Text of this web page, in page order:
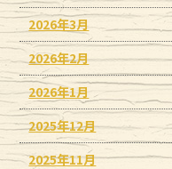
2026年3月
2026年2月
2026年1月
2025年12月
2025年11月